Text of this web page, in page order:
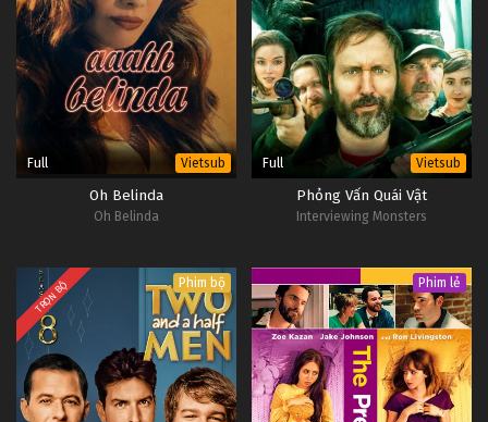
Full Vietsub
Oh Belinda
Oh Belinda
Full Vietsub
Phỏng Vấn Quái Vật
Interviewing Monsters
TRỌN BỘ Phim bộ Phim lẻ